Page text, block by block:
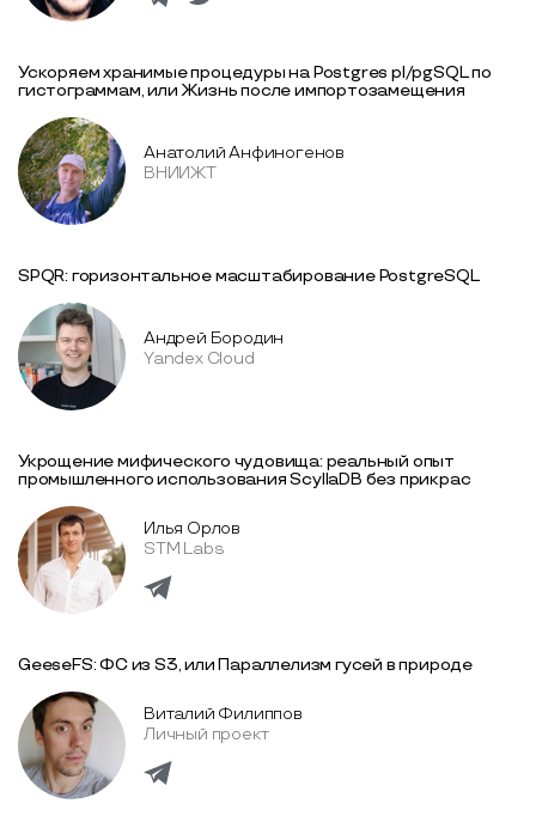
Ускоряем хранимые процедуры на Postgres pl/pgSQL по
гистограммам, или Жизнь после импортозамещения
Анатолий Анфиногенов
ВНИИЖТ
SPQR: горизонтальное масштабирование PostgreSQL
Андрей Бородин
Yandex Cloud
Укрощение мифического чудовища: реальный опыт
промышленного использования ScyllaDB без прикрас
Илья Орлов
STM Labs
GeeseFS: ФС из S3, или Параллелизм гусей в природе
Виталий Филиппов
Личный проект